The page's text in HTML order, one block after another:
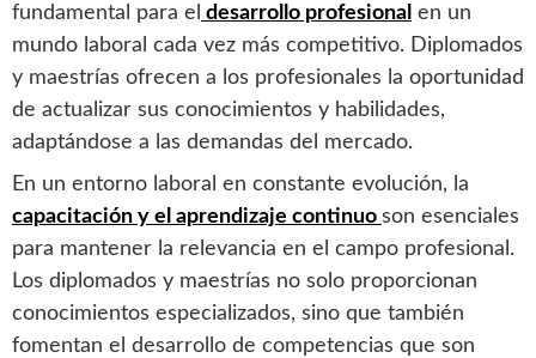
fundamental para el desarrollo profesional en un
mundo laboral cada vez más competitivo. Diplomados
y maestrías ofrecen a los profesionales la oportunidad
de actualizar sus conocimientos y habilidades,
adaptándose a las demandas del mercado.
En un entorno laboral en constante evolución, la
capacitación y el aprendizaje continuo son esenciales
para mantener la relevancia en el campo profesional.
Los diplomados y maestrías no solo proporcionan
conocimientos especializados, sino que también
fomentan el desarrollo de competencias que son